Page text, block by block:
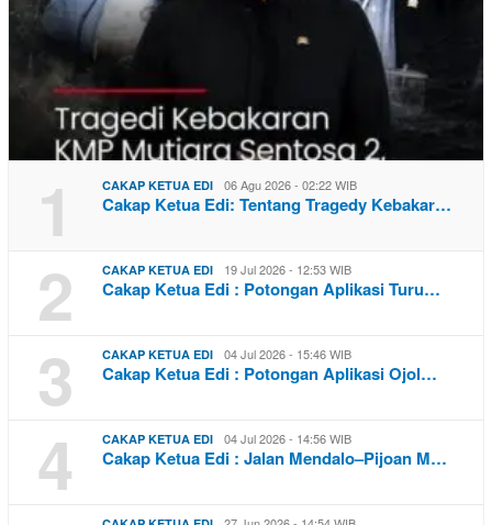
1 CAKAP KETUA EDI 06 Agu 2026 - 02:22 WIB
Cakap Ketua Edi: Tentang Tragedy Kebakar…
2 CAKAP KETUA EDI 19 Jul 2026 - 12:53 WIB
Cakap Ketua Edi : Potongan Aplikasi Turu…
3 CAKAP KETUA EDI 04 Jul 2026 - 15:46 WIB
Cakap Ketua Edi : Potongan Aplikasi Ojol…
4 CAKAP KETUA EDI 04 Jul 2026 - 14:56 WIB
Cakap Ketua Edi : Jalan Mendalo–Pijoan M…